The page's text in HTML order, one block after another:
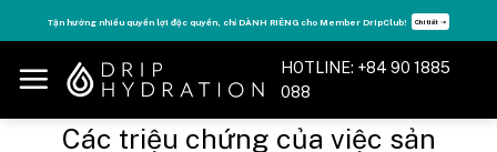
to
content
Tận hưởng nhiều quyền lợi độc quyền, chỉ DÀNH RIÊNG cho Member DripClub! Chi tiết ➝
HOTLINE: +84 90 1885
088
Các triệu chứng của việc sản